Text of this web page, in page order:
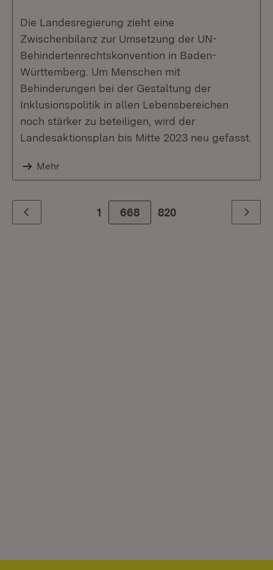
Die Landesregierung zieht eine
Zwischenbilanz zur Umsetzung der UN-
Behindertenrechtskonvention in Baden-
Württemberg. Um Menschen mit
Behinderungen bei der Gestaltung der
Inklusionspolitik in allen Lebensbereichen
noch stärker zu beteiligen, wird der
Landesaktionsplan bis Mitte 2023 neu gefasst.
Mehr
Zurück 1 668 Zur letzte Seite
820 Weiter